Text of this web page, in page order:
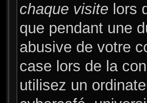
chaque visite lors
que pendant une
abusive de votre
case lors de la
utilisez un